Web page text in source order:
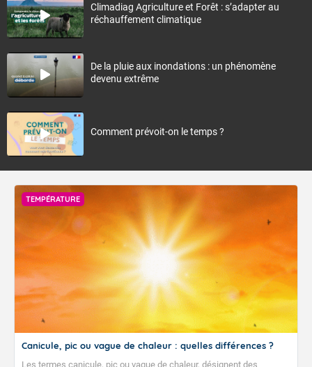
Climadiag Agriculture et Forêt : s’adapter au
réchauffement climatique
De la pluie aux inondations : un phénomène
devenu extrême
Comment prévoit-on le temps ?
TEMPÉRATURE
Canicule, pic ou vague de chaleur : quelles différences ?
Les termes canicule, pic ou vague de chaleur, désignent des